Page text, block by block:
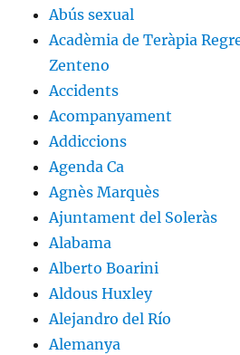
Abús sexual
Acadèmia de Teràpia
Zenteno
Accidents
Acompanyament
Addiccions
Agenda Ca
Agnès Marquès
Ajuntament del Soleràs
Alabama
Alberto Boarini
Aldous Huxley
Alejandro del Río
Alemanya